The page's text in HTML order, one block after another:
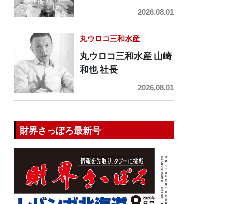
2026.08.01
丸ウロコ三和水産
丸ウロコ三和水産 山崎
和也 社長
2026.08.01
財界さっぽろ最新号